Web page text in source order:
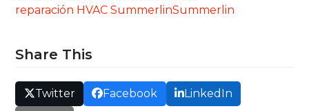
reparación HVAC SummerlinSummerlin
Share This
Twitter Facebook
LinkedIn